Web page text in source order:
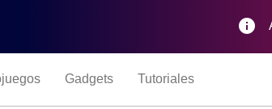
info
Gadgets Tutoriales